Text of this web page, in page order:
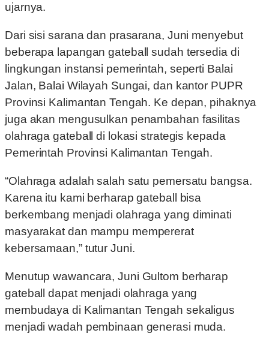
ujarnya.
Dari sisi sarana dan prasarana, Juni menyebut
beberapa lapangan gateball sudah tersedia di
lingkungan instansi pemerintah, seperti Balai
Jalan, Balai Wilayah Sungai, dan kantor PUPR
Provinsi Kalimantan Tengah. Ke depan, pihaknya
juga akan mengusulkan penambahan fasilitas
olahraga gateball di lokasi strategis kepada
Pemerintah Provinsi Kalimantan Tengah.
“Olahraga adalah salah satu pemersatu bangsa.
Karena itu kami berharap gateball bisa
berkembang menjadi olahraga yang diminati
masyarakat dan mampu mempererat
kebersamaan,” tutur Juni.
Menutup wawancara, Juni Gultom berharap
gateball dapat menjadi olahraga yang
membudaya di Kalimantan Tengah sekaligus
menjadi wadah pembinaan generasi muda.